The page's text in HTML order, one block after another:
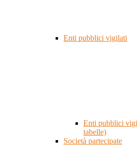
Enti pubblici vigilati
Enti pubblici
tabelle)
Società partecipate